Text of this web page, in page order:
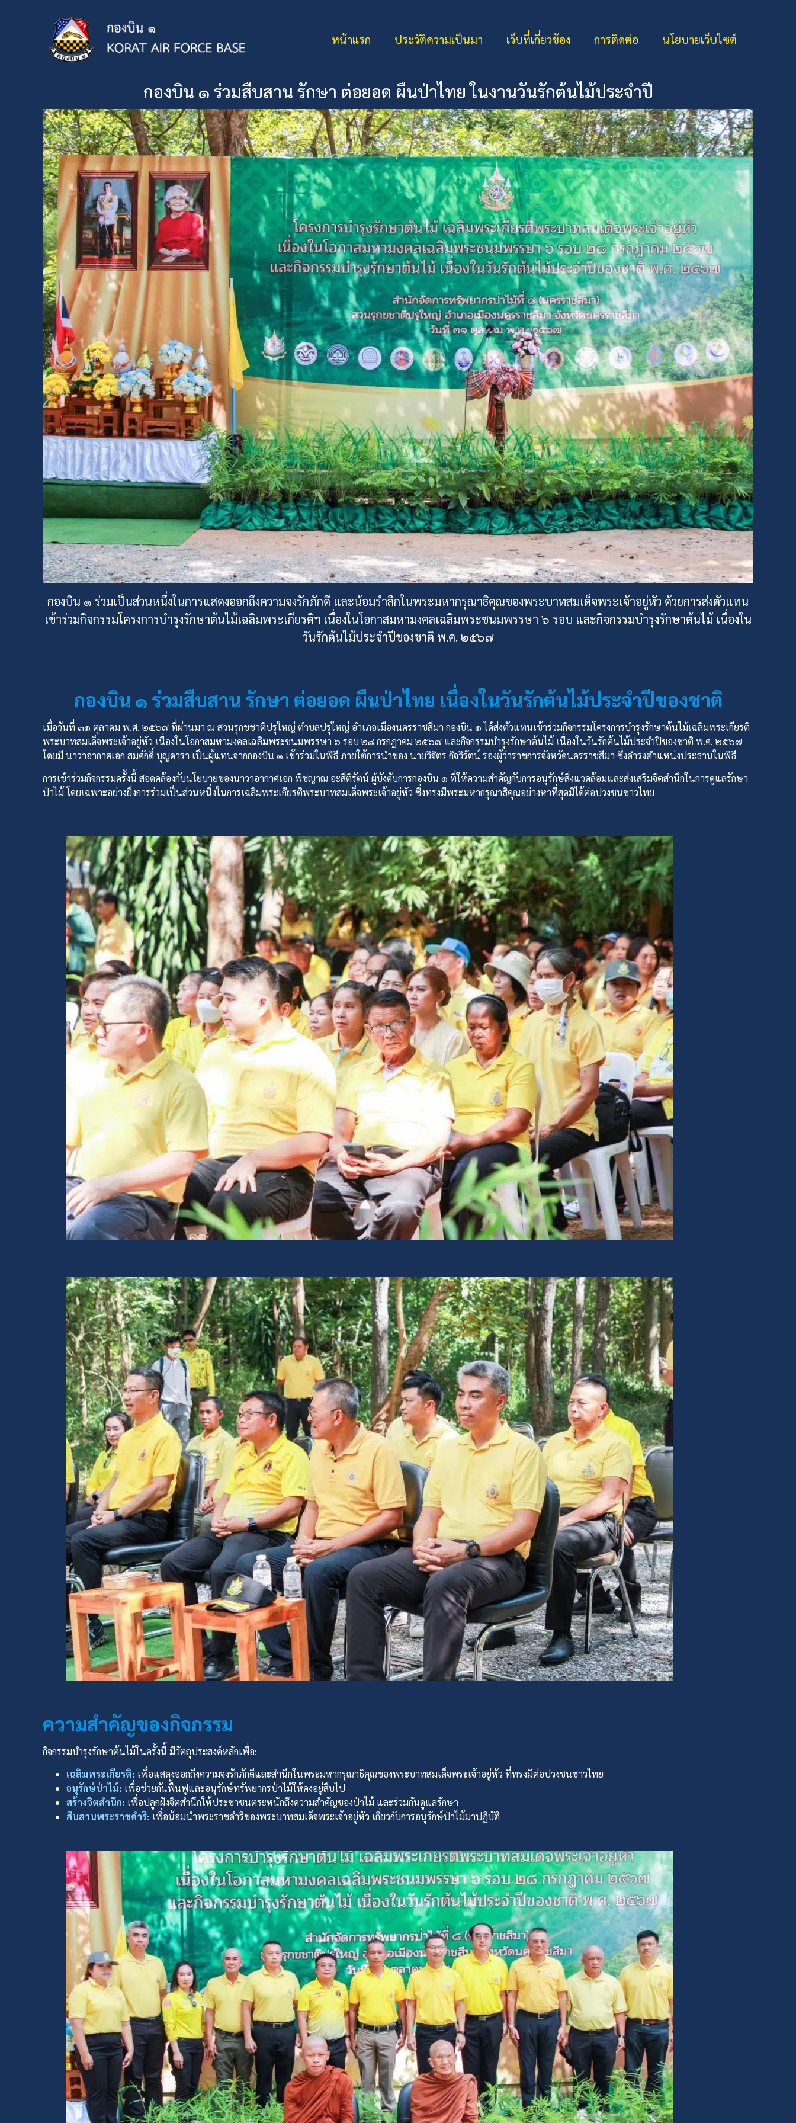
หน้าแรก ประวัติความเป็นมา เว็บที่เกี่ยวข้อง การติดต่อ นโยบายเว็บไซต์
กองบิน ๑ ร่วมสืบสาน รักษา ต่อยอด ผืนป่าไทย ในงานวันรักต้นไม้ประจำปี
กองบิน ๑ ร่วมเป็นส่วนหนึ่งในการแสดงออกถึงความจงรักภักดี และน้อมรำลึกในพระมหากรุณาธิคุณของพระบาทสมเด็จพระเจ้าอยู่หัว ด้วยการส่งตัวแทน
เข้าร่วมกิจกรรมโครงการบำรุงรักษาต้นไม้เฉลิมพระเกียรติฯ เนื่องในโอกาสมหามงคลเฉลิมพระชนมพรรษา ๖ รอบ และกิจกรรมบำรุงรักษาต้นไม้ เนื่องใน
วันรักต้นไม้ประจำปีของชาติ พ.ศ. ๒๕๖๗
กองบิน ๑ ร่วมสืบสาน รักษา ต่อยอด ผืนป่าไทย เนื่องในวันรักต้นไม้ประจำปีของชาติ
เมื่อวันที่ ๓๑ ตุลาคม พ.ศ. ๒๕๖๗ ที่ผ่านมา ณ สวนรุกขชาติปรุใหญ่ ตำบลปรุใหญ่ อำเภอเมืองนครราชสีมา กองบิน ๑ ได้ส่งตัวแทนเข้าร่วมกิจกรรมโครงการบำรุงรักษาต้นไม้เฉลิมพระเกียรติ
พระบาทสมเด็จพระเจ้าอยู่หัว เนื่องในโอกาสมหามงคลเฉลิมพระชนมพรรษา ๖ รอบ ๒๘ กรกฎาคม ๒๕๖๗ และกิจกรรมบำรุงรักษาต้นไม้ เนื่องในวันรักต้นไม้ประจำปีของชาติ พ.ศ. ๒๕๖๗
โดยมี นาวาอากาศเอก สมศักดิ์ บุญดารา เป็นผู้แทนจากกองบิน ๑ เข้าร่วมในพิธี ภายใต้การนำของ นายวิจิตร กิจวิรัตน์ รองผู้ว่าราชการจังหวัดนครราชสีมา ซึ่งดำรงตำแหน่งประธานในพิธี
การเข้าร่วมกิจกรรมครั้งนี้ สอดคล้องกับนโยบายของนาวาอากาศเอก พิชญาณ อะสีติรัตน์ ผู้บังคับการกองบิน ๑ ที่ให้ความสำคัญกับการอนุรักษ์สิ่งแวดล้อมและส่งเสริมจิตสำนึกในการดูแลรักษา
ป่าไม้ โดยเฉพาะอย่างยิ่งการร่วมเป็นส่วนหนึ่งในการเฉลิมพระเกียรติพระบาทสมเด็จพระเจ้าอยู่หัว ซึ่งทรงมีพระมหากรุณาธิคุณอย่างหาที่สุดมิได้ต่อปวงชนชาวไทย
ความสำคัญของกิจกรรม
กิจกรรมบำรุงรักษาต้นไม้ในครั้งนี้ มีวัตถุประสงค์หลักเพื่อ:
เฉลิมพระเกียรติ: เพื่อแสดงออกถึงความจงรักภักดีและสำนึกในพระมหากรุณาธิคุณของพระบาทสมเด็จพระเจ้าอยู่หัว ที่ทรงมีต่อปวงชนชาวไทย
อนุรักษ์ป่าไม้: เพื่อช่วยกันฟื้นฟูและอนุรักษ์ทรัพยากรป่าไม้ให้คงอยู่สืบไป
สร้างจิตสำนึก: เพื่อปลูกฝังจิตสำนึกให้ประชาชนตระหนักถึงความสำคัญของป่าไม้ และร่วมกันดูแลรักษา
สืบสานพระราชดำริ: เพื่อน้อมนำพระราชดำริของพระบาทสมเด็จพระเจ้าอยู่หัว เกี่ยวกับการอนุรักษ์ป่าไม้มาปฏิบัติ